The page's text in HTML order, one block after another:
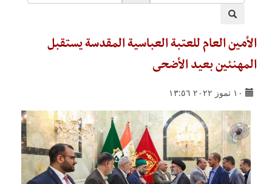
الأمين العام للعتبة العباسية المقدسة يستقبل
المهنئين بعيد الأضحى
١٠ تموز ٢٠٢٢ ١٣:٥٦